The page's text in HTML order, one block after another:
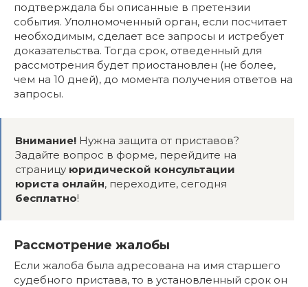
подтверждала бы описанные в претензии
события. Уполномоченный орган, если посчитает
необходимым, сделает все запросы и истребует
доказательства. Тогда срок, отведенный для
рассмотрения будет приостановлен (не более,
чем на 10 дней), до момента получения ответов на
запросы.
Внимание! Нужна защита от приставов?
Задайте вопрос в форме, перейдите на
страницу юридической консультации
юриста онлайн, переходите, сегодня
бесплатно!
Рассмотрение жалобы
Если жалоба была адресована на имя старшего
судебного пристава, то в установленный срок он